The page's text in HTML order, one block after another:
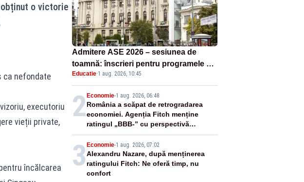
obținut o victorie
ca nefondate
executoriu
vieții private,
încălcarea
Admitere ASE 2026 – sesiunea de
toamnă: înscrieri pentru programele de
licență, masterat și doctorat
Educatie·1 aug. 2026, 10:45
2Economie-1 aug. 2026, 06:48
România a scăpat de retrogradarea
economiei. Agenția Fitch menține
ratingul „BBB-” cu perspectivă
negativă
3 Economie-1 aug. 2026, 07:02
Alexandru Nazare, după menținerea
ratingului Fitch: Ne oferă timp, nu
confort